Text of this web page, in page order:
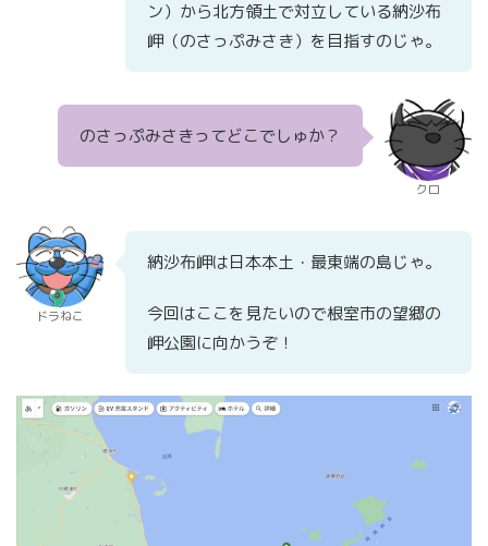
ン）から北方領土で対立している納沙布
岬（のさっぷみさき）を目指すのじゃ。
のさっぷみさきってどこでしゅか？
クロ
ドラねこ
納沙布岬は日本本土・最東端の島じゃ。
今回はここを見たいので根室市の望郷の
岬公園に向かうぞ！